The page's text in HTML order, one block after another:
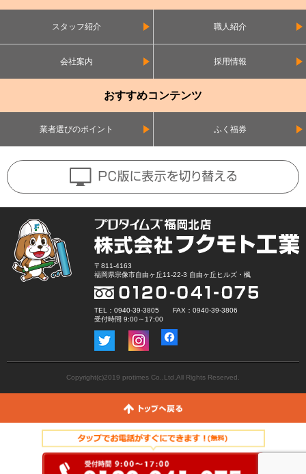
スタッフ紹介 職人紹介
会社案内 採用情報
おすすめコンテンツ
業者選びのポイント ふく福券
〒811-4163
福岡県宗像市自由ヶ丘11-22-3 自由ヶ丘ヒルズ・楓
TEL：0940-39-3805 FAX：0940-39-3806
受付時間 9:00～17:00
Copyright(c)2019 protimes Co.,Ltd.All Rights Reserved.